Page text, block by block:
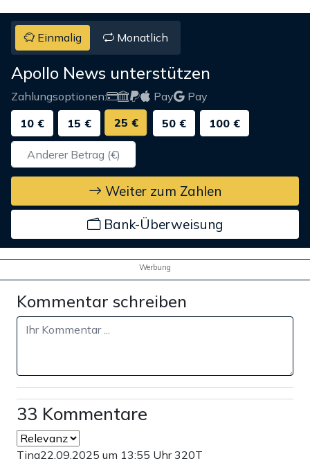
Einmalig Monatlich
Apollo News unterstützen
Zahlungsoptionen: Pay
Pay
10 €
15 € 25 € 50 € 100 €
Weiter zum Zahlen
Bank-Überweisung
Werbung
Kommentar schreiben
33 Kommentare
Tina22.09.2025 um 13:55 Uhr320T